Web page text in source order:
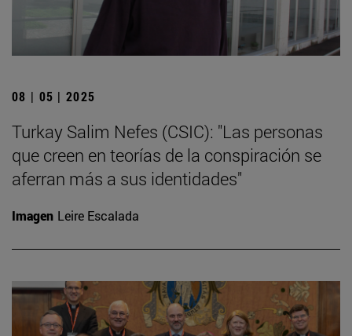
08 | 05 | 2025
Turkay Salim Nefes (CSIC): "Las personas
que creen en teorías de la conspiración se
aferran más a sus identidades"
Imagen Leire Escalada